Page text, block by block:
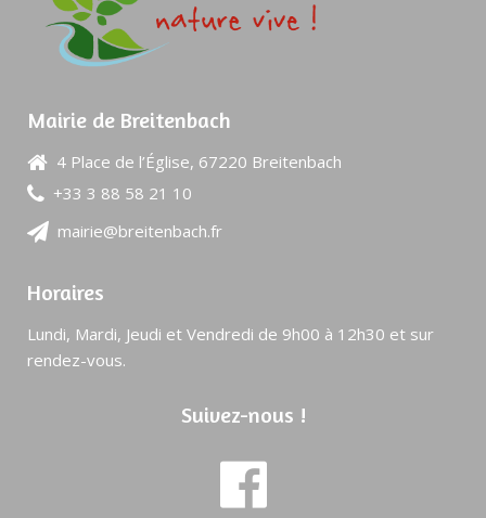
Mairie de Breitenbach
4 Place de l’Église, 67220 Breitenbach
+33 3 88 58 21 10
mairie@breitenbach.fr
Horaires
Lundi, Mardi, Jeudi et Vendredi de 9h00 à 12h30 et sur
rendez-vous.
Suivez-nous !